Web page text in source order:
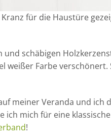
Kranz für die Haustüre
schäbigen
weißer Farbe
meiner Veranda und ich
ich mich für eine
!